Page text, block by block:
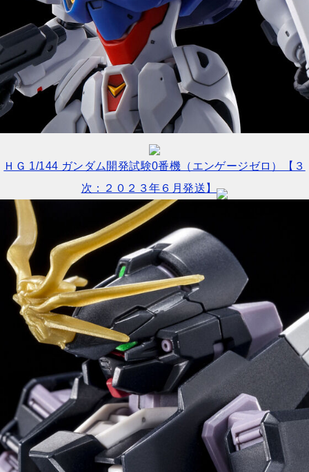
ＨＧ 1/144 ガンダム開発試験0番機（エンゲージゼロ）【３
次：２０２３年６月発送】